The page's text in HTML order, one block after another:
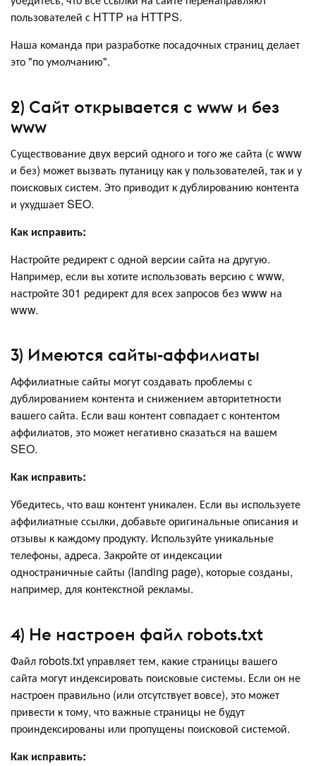
пользователей с HTTP на HTTPS.
Наша команда при разработке посадочных страниц делает
это "по умолчанию".
2) Сайт открывается с www и без
www
Существование двух версий одного и того же сайта (с www
и без) может вызвать путаницу как у пользователей, так и у
поисковых систем. Это приводит к дублированию контента
и ухудшает SEO.
Как исправить:
Настройте редирект с одной версии сайта на другую.
Например, если вы хотите использовать версию с www,
настройте 301 редирект для всех запросов без www на
www.
3) Имеются сайты-аффилиаты
Аффилиатные сайты могут создавать проблемы с
дублированием контента и снижением авторитетности
вашего сайта. Если ваш контент совпадает с контентом
аффилиатов, это может негативно сказаться на вашем
SEO.
Как исправить:
Убедитесь, что ваш контент уникален. Если вы используете
аффилиатные ссылки, добавьте оригинальные описания и
отзывы к каждому продукту. Используйте уникальные
телефоны, адреса. Закройте от индексации
одностраничные сайты (landing page), которые созданы,
например, для контекстной рекламы.
4) Не настроен файл robots.txt
Файл robots.txt управляет тем, какие страницы вашего
сайта могут индексировать поисковые системы. Если он не
настроен правильно (или отсутствует вовсе), это может
привести к тому, что важные страницы не будут
проиндексированы или пропущены поисковой системой.
Как исправить: